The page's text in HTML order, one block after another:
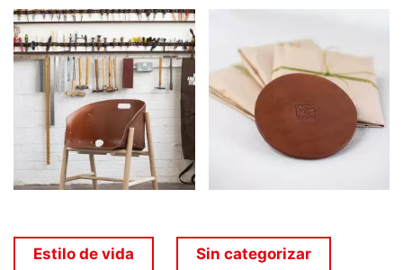
Estilo de vida Sin categorizar